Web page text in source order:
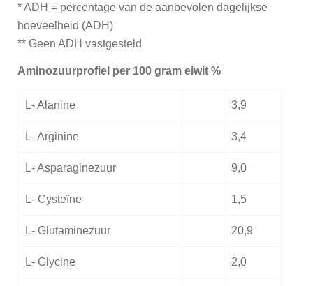
* ADH = percentage van de aanbevolen dagelijkse
hoeveelheid (ADH)
** Geen ADH vastgesteld
Aminozuurprofiel per 100 gram eiwit %
L- Alanine 3,9
L- Arginine 3,4
L- Asparaginezuur 9,0
L- Cysteїne 1,5
L- Glutaminezuur 20,9
L- Glycine 2,0